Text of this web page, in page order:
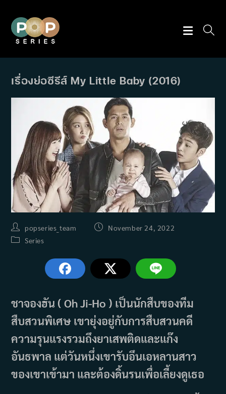
content
เรื่องย่อซีรีส์ My Little Baby (2016)
Post
author:
popseries_team
PostNovember 24, 2022
PostSeries
ชาจองฮัน ( Oh Ji-Ho ) เป็นนักสืบของทีม
สืบสวนพิเศษ เขายุ่งอยู่กับการสืบสวนคดี
ความรุนแรงรวมถึงยาเสพติดและแก๊ง
อันธพาล แต่วันหนึ่งเขารับอึนเอหลานสาว
ของเขาเข้ามา และต้องดิ้นรนเพื่อเลี้ยงดูเธอ